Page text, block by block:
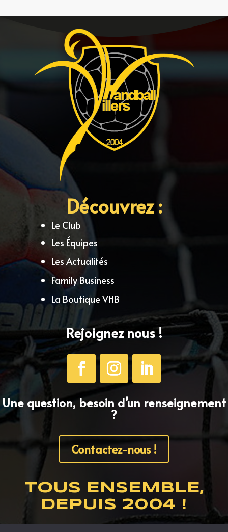
Découvrez :
Le Club
Les Équipes
Les Actualités
Family Business
La Boutique VHB
Rejoignez nous !
Une question, besoin d’un renseignement
?
Contactez-nous !
TOUS ENSEMBLE,
DEPUIS 2004 !